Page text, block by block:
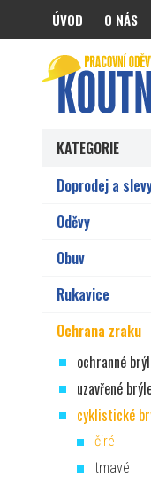
KATEGORIE
Doprodej a
Oděvy
Obuv
Rukavice
Ochrana zraku
ochranné
uzavřené
cyklistické
čiré
tmavé
ÚVOD O NÁS